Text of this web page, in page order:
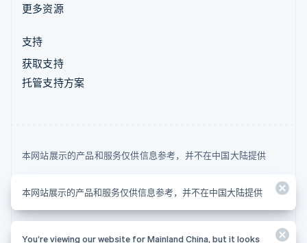
更多资源
支持
获取支持
托管支持方案
本网站展示的产品和服务仅供信息参考，并不在中国大陆提供
© 2026 Stripe, LLC
本网站展示的产品和服务仅供信息参考，并不在中国大陆提供
You’re viewing our website for Mainland China, but it looks